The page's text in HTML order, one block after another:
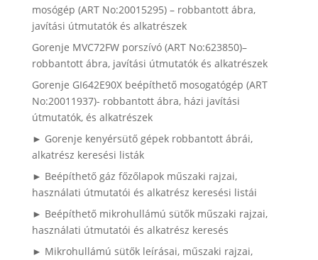
mosógép (ART No:20015295) – robbantott ábra,
javítási útmutatók és alkatrészek
Gorenje MVC72FW porszívó (ART No:623850)–
robbantott ábra, javítási útmutatók és alkatrészek
Gorenje GI642E90X beépíthető mosogatógép (ART
No:20011937)- robbantott ábra, házi javítási
útmutatók, és alkatrészek
► Gorenje kenyérsütő gépek robbantott ábrái,
alkatrész keresési listák
► Beépíthető gáz főzőlapok műszaki rajzai,
használati útmutatói és alkatrész keresési listái
► Beépíthető mikrohullámú sütők műszaki rajzai,
használati útmutatói és alkatrész keresés
► Mikrohullámú sütők leírásai, műszaki rajzai,